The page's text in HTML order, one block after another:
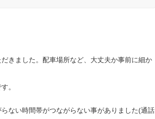
きました。配車場所など、大丈夫か事前に細か
。
ない時間帯がつながらない事がありました(通話